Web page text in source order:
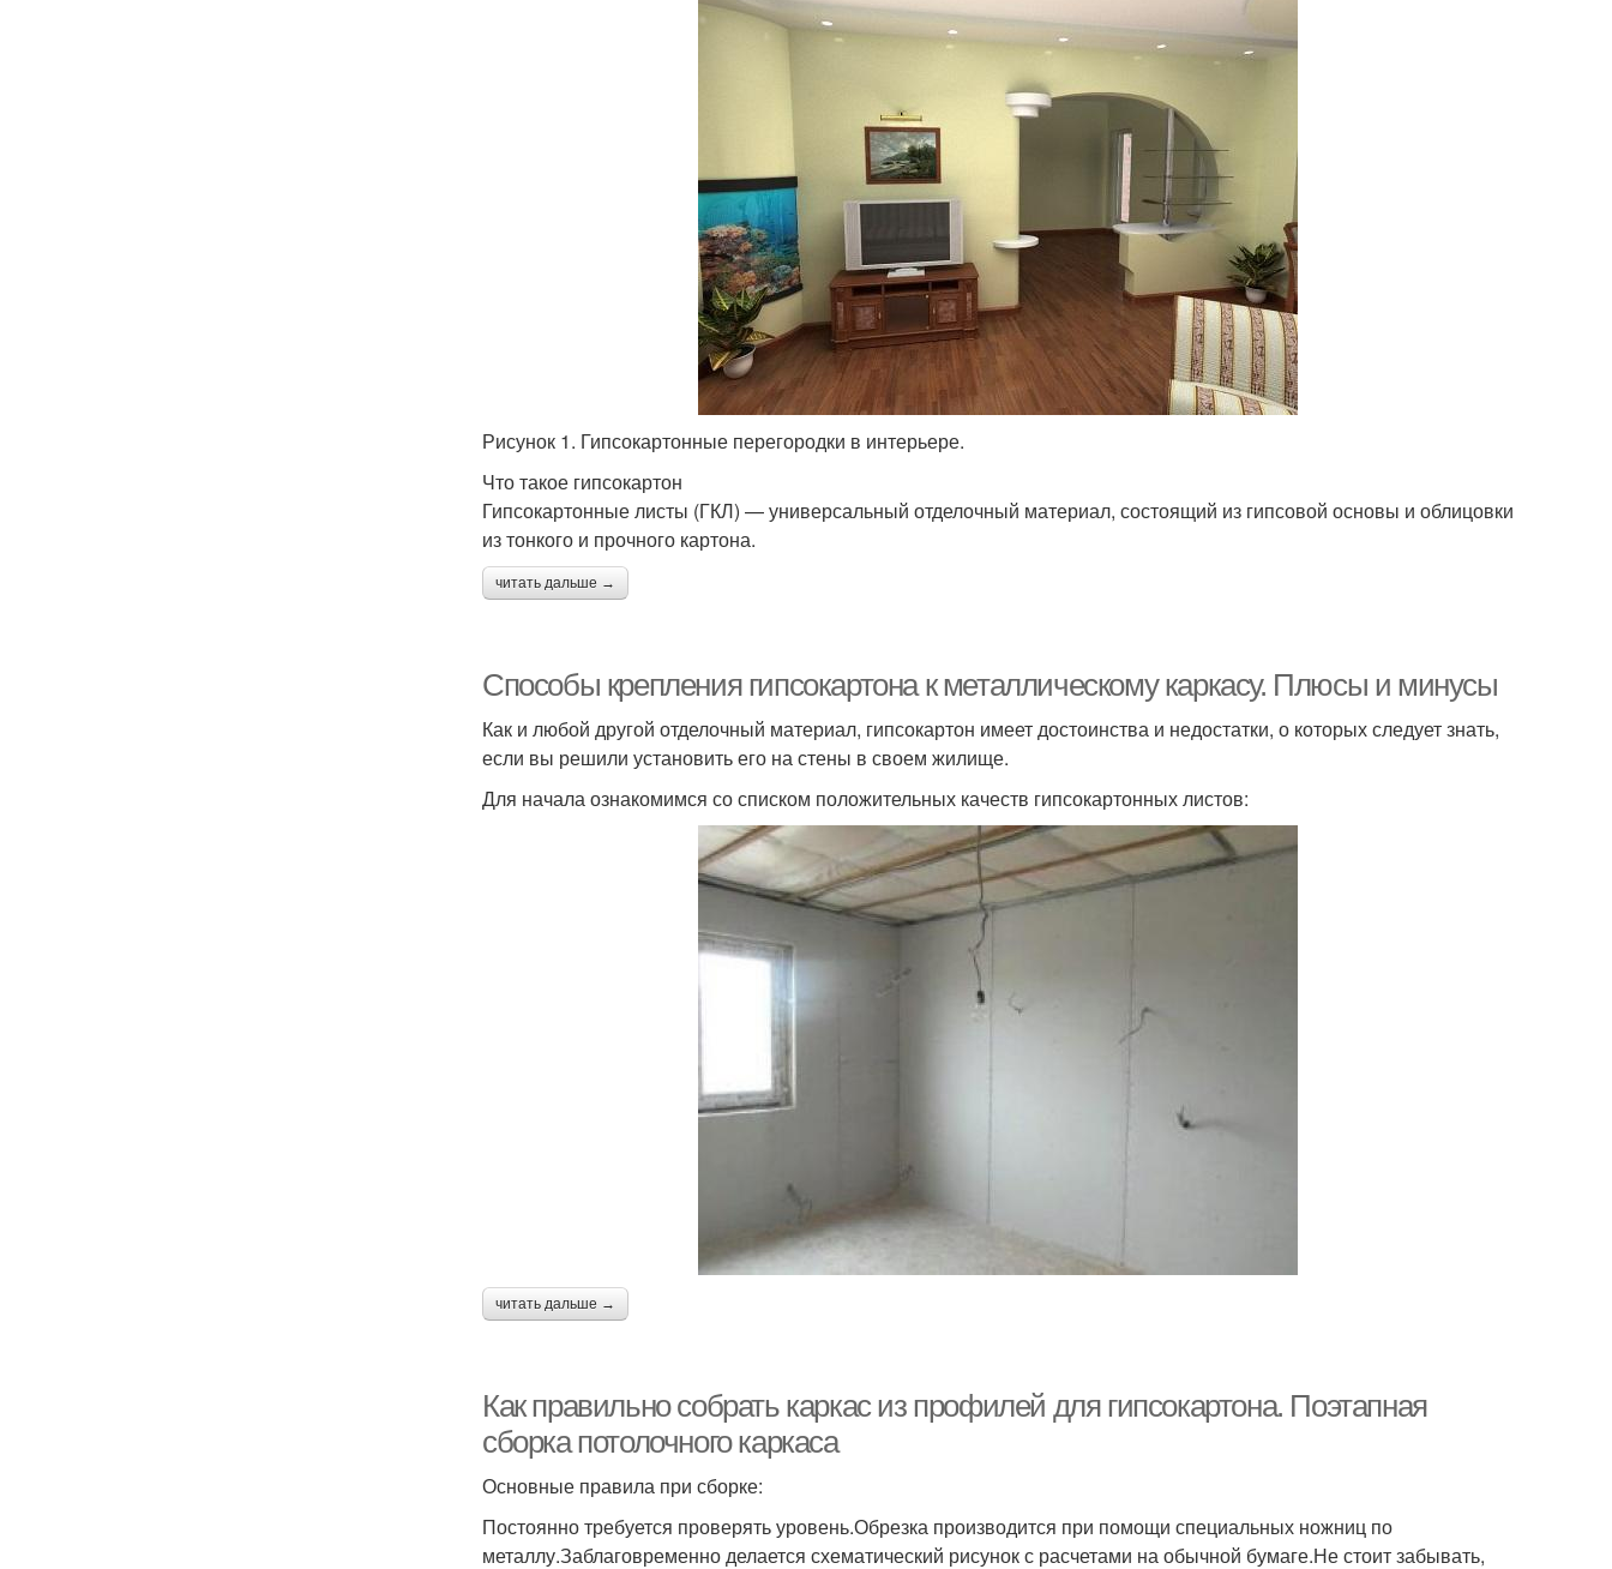
Рисунок 1. Гипсокартонные перегородки в интерьере.
Что такое гипсокартон
Гипсокартонные листы (ГКЛ) — универсальный отделочный материал, состоящий из гипсовой основы и облицовки
из тонкого и прочного картона.
читать дальше →
Способы крепления гипсокартона к металлическому каркасу. Плюсы и минусы
Как и любой другой отделочный материал, гипсокартон имеет достоинства и недостатки, о которых следует знать,
если вы решили установить его на стены в своем жилище.
Для начала ознакомимся со списком положительных качеств гипсокартонных листов:
читать дальше →
Как правильно собрать каркас из профилей для гипсокартона. Поэтапная
сборка потолочного каркаса
Основные правила при сборке:
Постоянно требуется проверять уровень.Обрезка производится при помощи специальных ножниц по
металлу.Заблаговременно делается схематический рисунок с расчетами на обычной бумаге.Не стоит забывать,